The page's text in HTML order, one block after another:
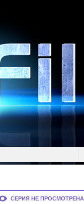
СЕРИЯ НЕ ПРОСМОТРЕНА